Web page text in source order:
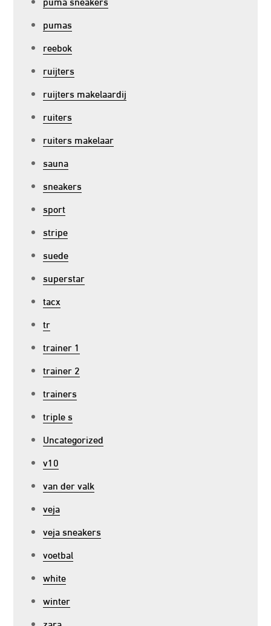
pumas
reebok
ruijters
ruijters makelaardij
ruiters
ruiters makelaar
sauna
sneakers
sport
stripe
suede
superstar
tacx
tr
trainer 1
trainer 2
trainers
triple s
Uncategorized
v10
van der valk
veja
veja sneakers
voetbal
white
winter